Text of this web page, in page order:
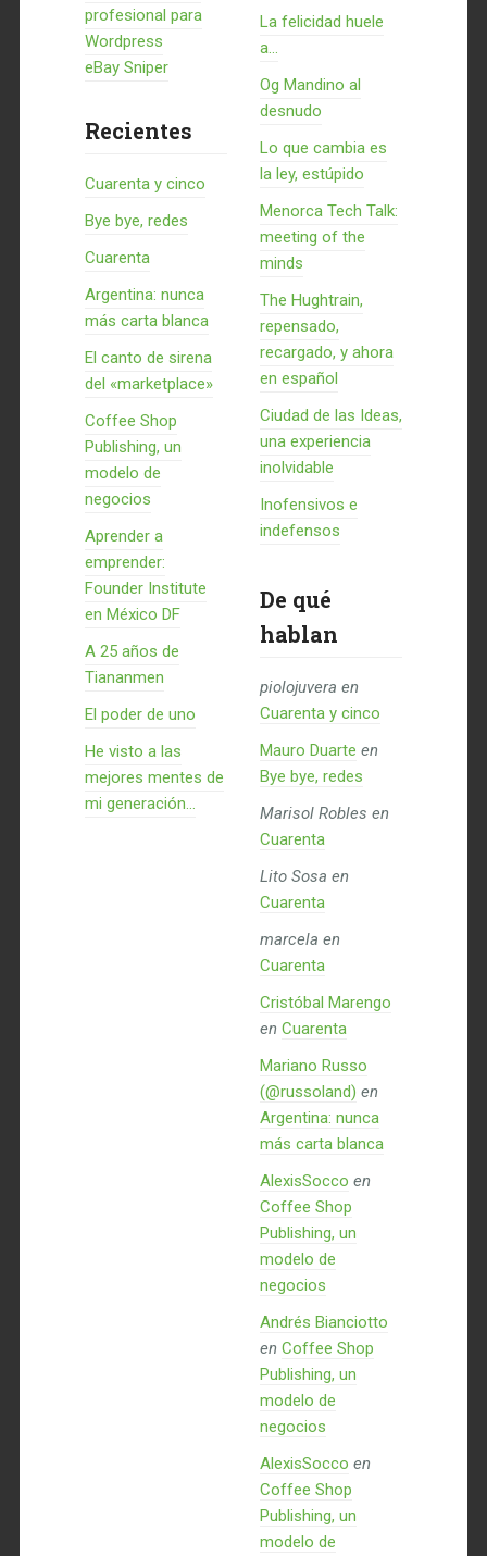
profesional para
Wordpress
eBay Sniper
Recientes
Cuarenta y cinco
Bye bye, redes
Cuarenta
Argentina: nunca
más carta blanca
El canto de sirena
del «marketplace»
Coffee Shop
Publishing, un
modelo de
negocios
Aprender a
emprender:
Founder Institute
en México DF
A 25 años de
Tiananmen
El poder de uno
He visto a las
mejores mentes de
mi generación…
La felicidad huele
a...
Og Mandino al
desnudo
Lo que cambia es
la ley, estúpido
Menorca Tech Talk:
meeting of the
minds
The Hughtrain,
repensado,
recargado, y ahora
en español
Ciudad de las Ideas,
una experiencia
inolvidable
Inofensivos e
indefensos
De qué
hablan
piolojuvera en
Cuarenta y cinco
Mauro Duarte en
Bye bye, redes
Marisol Robles en
Cuarenta
Lito Sosa en
Cuarenta
marcela en
Cuarenta
Cristóbal Marengo
en Cuarenta
Mariano Russo
(@russoland) en
Argentina: nunca
más carta blanca
AlexisSocco en
Coffee Shop
Publishing, un
modelo de
negocios
Andrés Bianciotto
en Coffee Shop
Publishing, un
modelo de
negocios
AlexisSocco en
Coffee Shop
Publishing, un
modelo de